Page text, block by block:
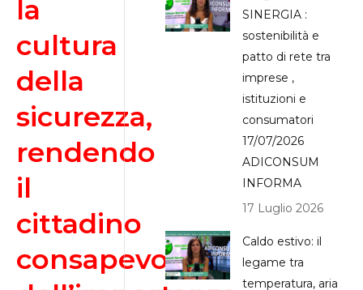
la
cultura
della
sicurezza,
rendendo
il
cittadino
consapevole
SINERGIA :
sostenibilità e
patto di rete tra
imprese ,
istituzioni e
consumatori
17/07/2026
ADICONSUM
INFORMA
17 Luglio 2026
Caldo estivo: il
legame tra
temperatura, aria